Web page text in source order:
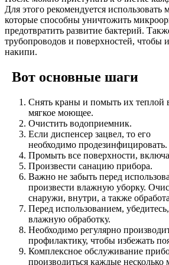
Для этого рекомендуется
которые способны уничтожить
предотвратить развитие бактерий.
трубопроводов и поверхностей, чтобы
накипи.
Вот основные шаги
Снять краны и помыть их теплой
мягкое моющее.
Очистить водоприемник.
Если диспенсер зацвел, то его
необходимо продезинфицировать.
Промыть все поверхности,
Произвести санацию прибора.
Важно не забыть перед
произвести влажную уборку.
снаружи, внутри, а также
Перед использованием,
влажную обработку.
Необходимо регулярно
профилактику, чтобы избежать
Комплексное обслуживание
производиться каждые несколько